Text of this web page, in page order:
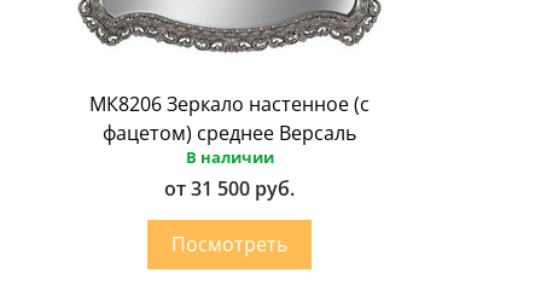
МК8206 Зеркало настенное (с
фацетом) среднее Версаль
В наличии
от 31 500 руб.